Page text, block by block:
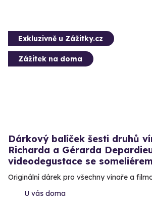
Exkluzivně u Zážitky.cz
Zážitek na doma
Dárkový balíček šesti druhů
Richarda a Gérarda
videodegustace se someliérem
Originální dárek pro všechny vinaře a
U vás doma